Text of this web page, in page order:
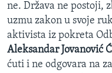
ne. Država ne postoji,
uzmu zakon u svoje
aktivista iz pokreta
Aleksandar Jovanović
ćuti i ne odgovara na